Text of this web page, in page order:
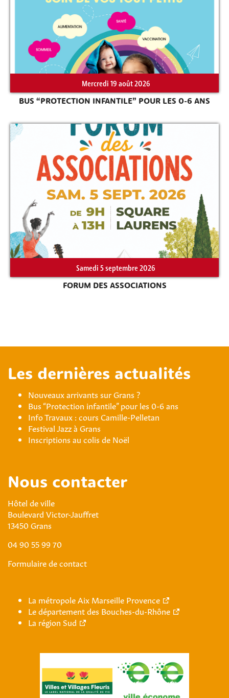
Rechercher sur le site
Mercredi 19 août 2026
BUS “PROTECTION INFANTILE” POUR LES 0-6 ANS
Samedi 5 septembre 2026
FORUM DES ASSOCIATIONS
Les dernières actualités
Nouveaux arrivants sur Grans ?
Bus “Protection infantile” pour les 0-6 ans
Info Travaux : cours Camille-Pelletan
Festival Jazz à Grans
Inscriptions au colis de Noël
Nous contacter
Hôtel de ville
Boulevard Victor-Jauffret
13450 Grans
04 90 55 99 70
Formulaire de contact
La métropole Aix Marseille Provence
Le département des Bouches-du-Rhône
La région Sud